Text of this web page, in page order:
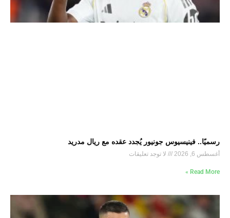
رسميًا.. فينيسيوس جونيور يُجدد عقده مع ريال مدريد
أغسطس 6, 2026 لا توجد تعليقات
Read More »